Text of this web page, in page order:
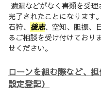
遺漏などがなく書類を受
完了されたことになります
石狩、 後志、空知、胆振、
るご相談を受け付けており
せください。
ローンを組む際など、
設定登記）